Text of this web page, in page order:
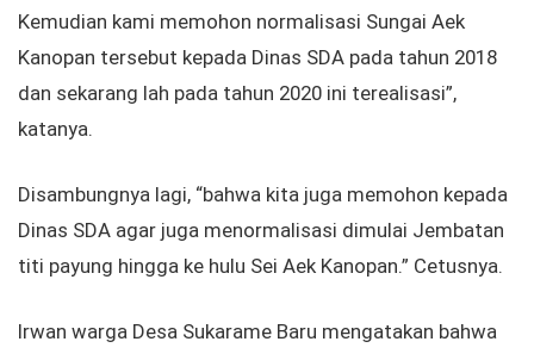
Kemudian kami memohon normalisasi Sungai Aek
Kanopan tersebut kepada Dinas SDA pada tahun 2018
dan sekarang lah pada tahun 2020 ini terealisasi”,
katanya.
Disambungnya lagi, “bahwa kita juga memohon kepada
Dinas SDA agar juga menormalisasi dimulai Jembatan
titi payung hingga ke hulu Sei Aek Kanopan.” Cetusnya.
Irwan warga Desa Sukarame Baru mengatakan bahwa